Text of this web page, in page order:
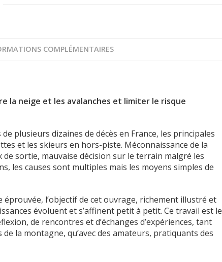
COMPLÉMENTAIRES
la neige et les avalanches et limiter le risque
plusieurs dizaines de décès en France, les principales
et les skieurs en hors-piste. Méconnaissance de la
sortie, mauvaise décision sur le terrain malgré les
les causes sont multiples mais les moyens simples de
l’objectif de cet ouvrage, richement illustré et
évoluent et s’affinent petit à petit. Ce travail est le
de rencontres et d’échanges d’expériences, tant
la montagne, qu’avec des amateurs, pratiquants des